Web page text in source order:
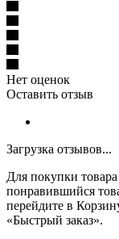
Нет оценок
Оставить отзыв
Загрузка отзывов...
Для покупки
понравившийся
перейдите в
«Быстрый заказ».